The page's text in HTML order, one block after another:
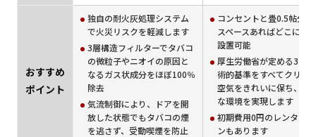
おすすめ
ポイント
独自の耐火灰処理システム
で火災リスクを軽減します
3層構造フィルターでタバコ
の微粒子やニオイの原因と
なるガス状成分をほぼ100％
除去
気流制御により、ドアを開
放した状態でもタバコの煙
を逃さず、受動喫煙を防止
コンセントと畳0.5帖分の
スペースあればどこにで
設置可能
厚生労働省が定める3つ
術的基準をすべてクリア
空気をきれいに保ち、快
な環境を実現します
初期費用0円のレンタル
ンもあります